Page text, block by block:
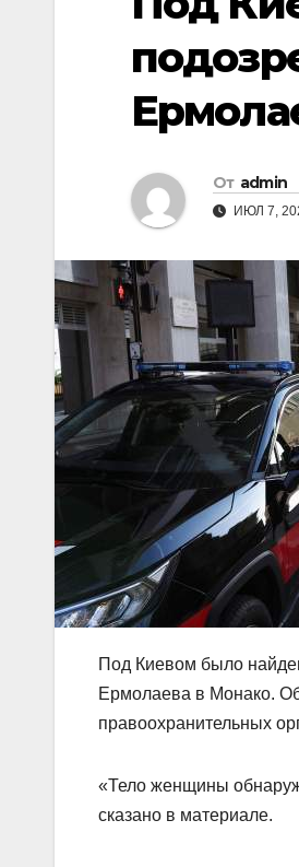
От admin
ИЮЛ 7,
Под Киевом было
Ермолаева в Монако.
правоохранительных
«Тело женщины
сказано в материале.